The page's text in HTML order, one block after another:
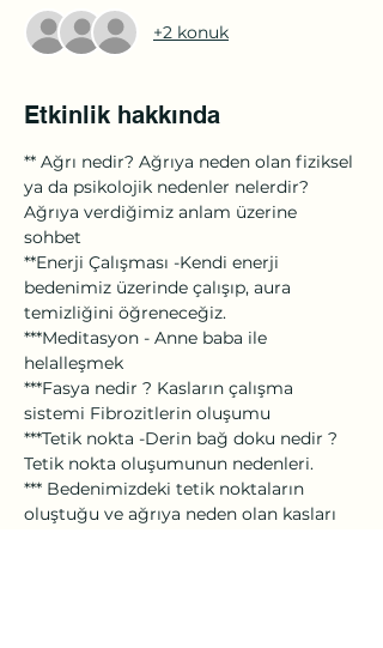
+2 konuk
Etkinlik hakkında
** Ağrı nedir? Ağrıya neden olan fiziksel
ya da psikolojik nedenler nelerdir?
Ağrıya verdiğimiz anlam üzerine
sohbet
**Enerji Çalışması -Kendi enerji
bedenimiz üzerinde çalışıp, aura
temizliğini öğreneceğiz.
***Meditasyon - Anne baba ile
helalleşmek
***Fasya nedir ? Kasların çalışma
sistemi Fibrozitlerin oluşumu
***Tetik nokta -Derin bağ doku nedir ?
Tetik nokta oluşumunun nedenleri.
*** Bedenimizdeki tetik noktaların
oluştuğu ve ağrıya neden olan kasları